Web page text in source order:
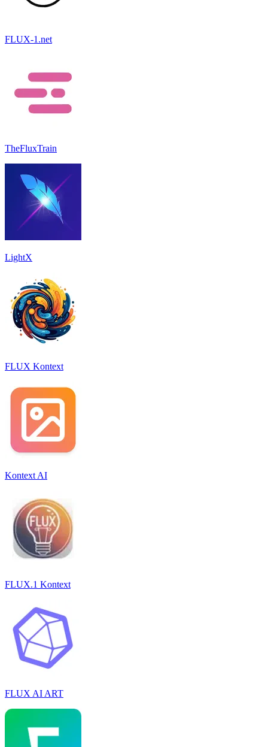
FLUX-1.net
TheFluxTrain
LightX
FLUX Kontext
Kontext AI
FLUX.1 Kontext
FLUX AI ART